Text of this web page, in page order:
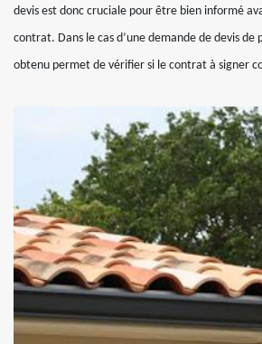
devis est donc cruciale pour être bien informé
contrat. Dans le cas d’une demande de devis de
obtenu permet de vérifier si le contrat à signer